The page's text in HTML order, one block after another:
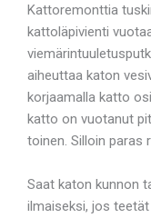
Kattoremonttia
kattoläpivienti
aiheuttaa katon
korjaamalla katto
katto on vuotanut
toinen. Silloin paras
Saat katon kunnon
ilmaiseksi, jos